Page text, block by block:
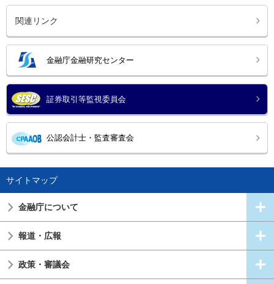
関連リンク
金融庁金融研究センター
証券取引等監視委員会
公認会計士・監査審査会
サイトマップ
金融庁について
報道・広報
政策・審議会